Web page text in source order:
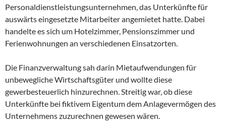
Personaldienstleistungsunternehmen, das Unterkünfte für
auswärts eingesetzte Mitarbeiter angemietet hatte. Dabei
handelte es sich um Hotelzimmer, Pensionszimmer und
Ferienwohnungen an verschiedenen Einsatzorten.
Die Finanzverwaltung sah darin Mietaufwendungen für
unbewegliche Wirtschaftsgüter und wollte diese
gewerbesteuerlich hinzurechnen. Streitig war, ob diese
Unterkünfte bei fiktivem Eigentum dem Anlagevermögen des
Unternehmens zuzurechnen gewesen wären.